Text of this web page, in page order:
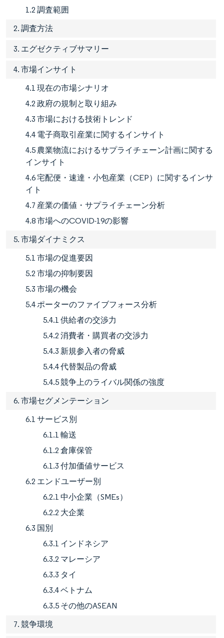
1.2 調査範囲
2. 調査方法
3. エグゼクティブサマリー
4. 市場インサイト
4.1 現在の市場シナリオ
4.2 政府の規制と取り組み
4.3 市場における技術トレンド
4.4 電子商取引産業に関するインサイト
4.5 農業物流におけるサプライチェーン計画に関する
インサイト
4.6 宅配便・速達・小包産業（CEP）に関するインサ
イト
4.7 産業の価値・サプライチェーン分析
4.8 市場へのCOVID-19の影響
5. 市場ダイナミクス
5.1 市場の促進要因
5.2 市場の抑制要因
5.3 市場の機会
5.4 ポーターのファイブフォース分析
5.4.1 供給者の交渉力
5.4.2 消費者・購買者の交渉力
5.4.3 新規参入者の脅威
5.4.4 代替製品の脅威
5.4.5 競争上のライバル関係の強度
6. 市場セグメンテーション
6.1 サービス別
6.1.1 輸送
6.1.2 倉庫保管
6.1.3 付加価値サービス
6.2 エンドユーザー別
6.2.1 中小企業（SMEs）
6.2.2 大企業
6.3 国別
6.3.1 インドネシア
6.3.2 マレーシア
6.3.3 タイ
6.3.4 ベトナム
6.3.5 その他のASEAN
7. 競争環境